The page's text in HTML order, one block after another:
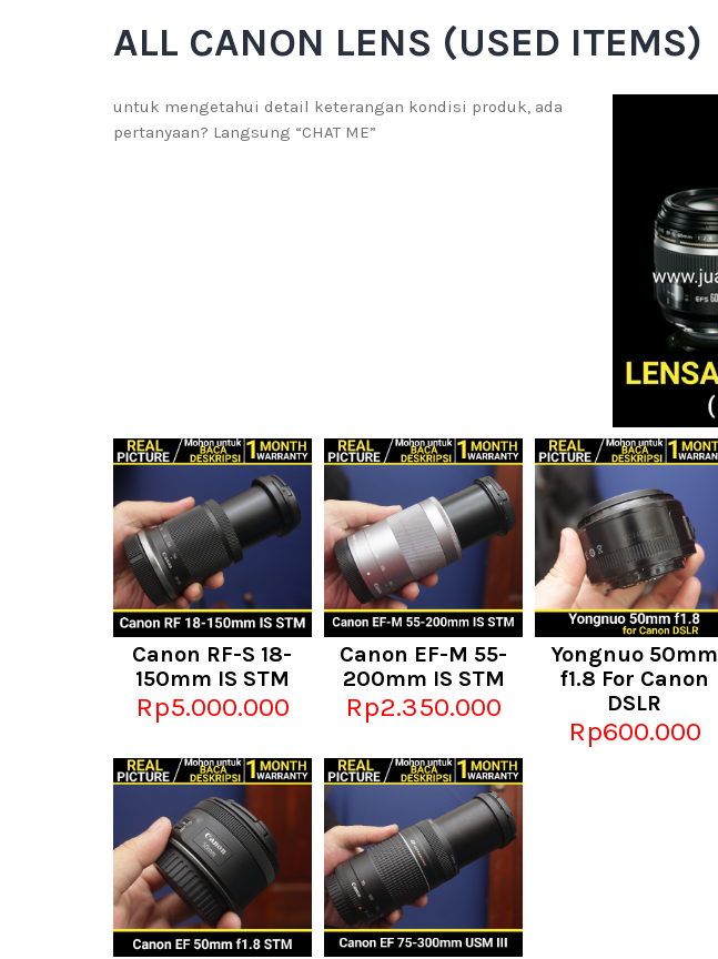
ALL CANON LENS (USED ITEMS)
untuk mengetahui detail keterangan kondisi produk, ada
pertanyaan? Langsung “CHAT ME”
Canon RF-S 18-
150mm IS STM
Rp5.000.000
Canon EF-M 55-
200mm IS STM
Rp2.350.000
Yongnuo 50mm
f1.8 For Canon
DSLR
Rp600.000